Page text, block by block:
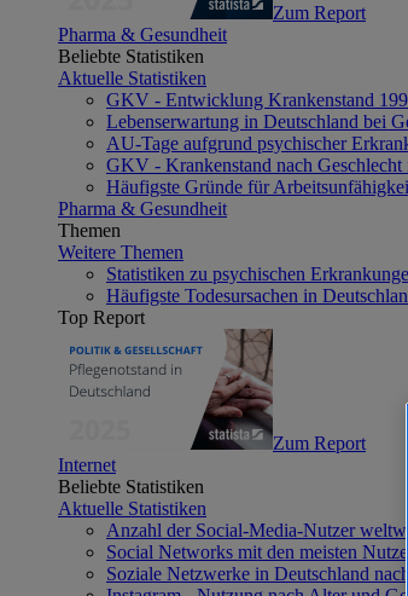
Zum Report
Pharma & Gesundheit
Beliebte Statistiken
Aktuelle Statistiken
GKV - Entwicklung Krankenstand
Lebenserwartung in Deutschland bei
AU-Tage aufgrund psychischer
GKV - Krankenstand nach
Häufigste Gründe für
Pharma & Gesundheit
Themen
Weitere Themen
Statistiken zu psychischen
Häufigste Todesursachen in
Top Report
Zum Report
Internet
Beliebte Statistiken
Aktuelle Statistiken
Anzahl der Social-Media-Nutzer
Social Networks mit den meisten
Soziale Netzwerke in Deutschland